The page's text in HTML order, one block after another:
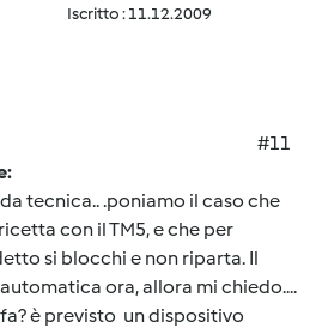
Iscritto : 11.12.2009
#11
tecnica.. .poniamo il caso che
con il TM5, e che per
si blocchi e non riparta. Il
ora, allora mi chiedo....
è previsto un dispositivo